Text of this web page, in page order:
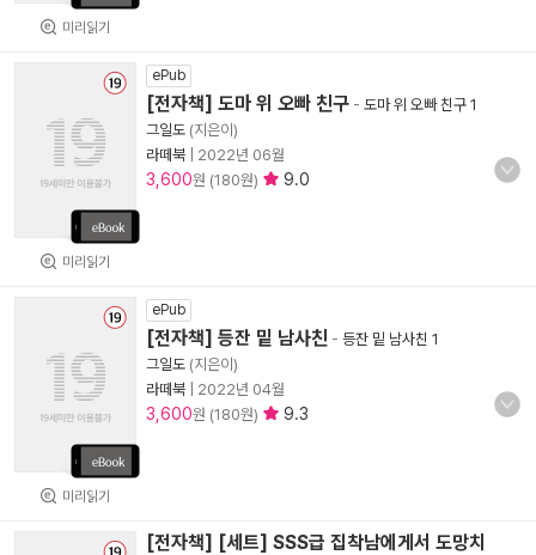
미리읽기
미리읽기
ePub
[전자책] 도마 위 오빠 친구 - 도마 위 오빠 친구 1
그일도 (지은이)
라떼북
2022년 06월
3,600원 (180원) 9.0
미리읽기
ePub
[전자책] 등잔 밑 남사친 - 등잔 밑 남사친 1
그일도 (지은이)
라떼북
2022년 04월
3,600원 (180원) 9.3
[전자책] [세트] SSS급 집착남에게서 도망치